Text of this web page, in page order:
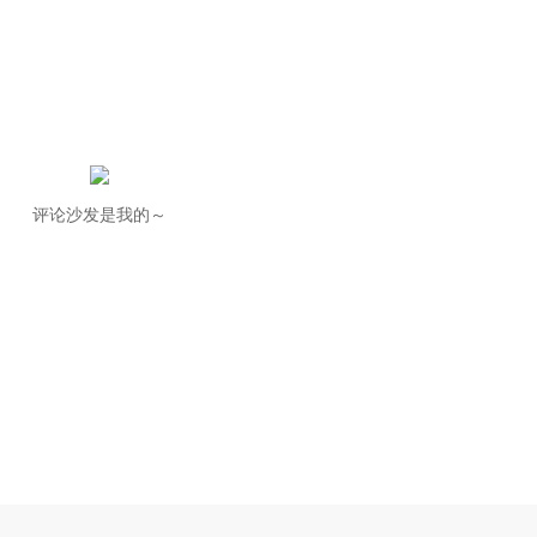
评论沙发是我的～